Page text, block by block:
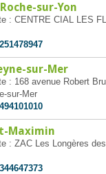
sur-Yon
: CENTRE CIAL LES
sur-Mer
: 168 avenue Robert
sur-Mer
Maximin
: ZAC Les Longères